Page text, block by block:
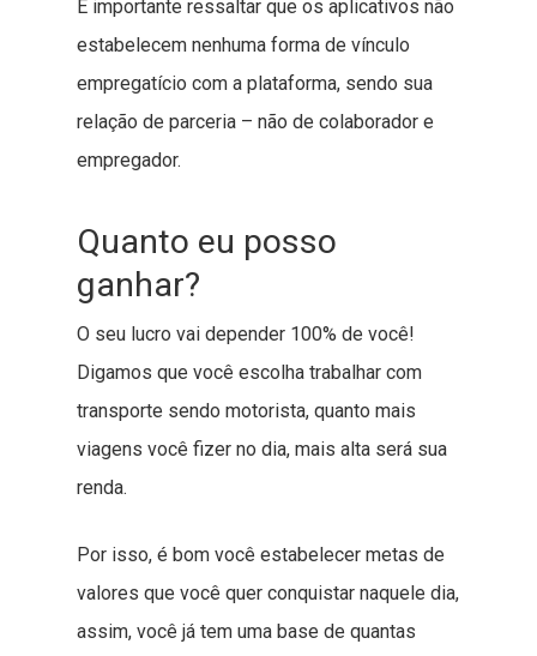
É importante ressaltar que os aplicativos não
estabelecem nenhuma forma de vínculo
empregatício com a plataforma, sendo sua
relação de parceria – não de colaborador e
empregador.
Quanto eu posso
ganhar?
O seu lucro vai depender 100% de você!
Digamos que você escolha trabalhar com
transporte sendo motorista, quanto mais
viagens você fizer no dia, mais alta será sua
renda.
Por isso, é bom você estabelecer metas de
valores que você quer conquistar naquele dia,
assim, você já tem uma base de quantas